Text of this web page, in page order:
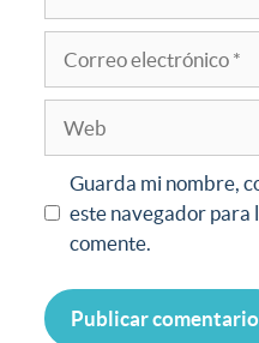
Guarda mi nombre,
este navegador para
comente.